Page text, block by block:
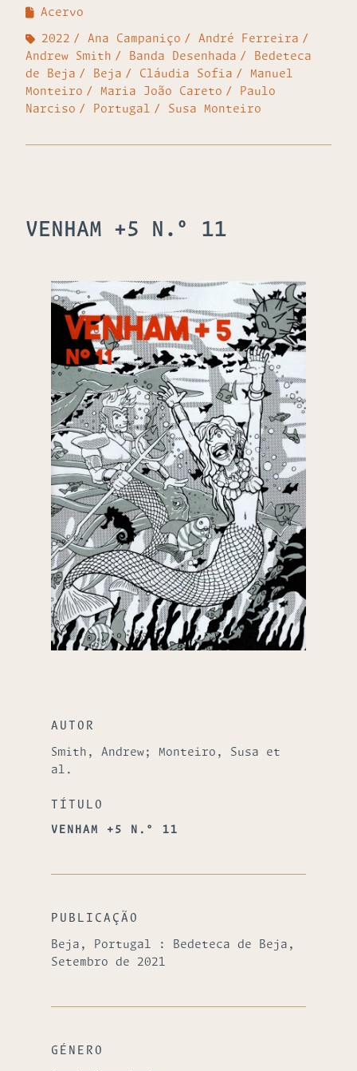
Acervo
2022 Ana Campaniço
André Ferreira
Andrew Smith
Banda Desenhada
Bedeteca
de Beja
Beja Cláudia Sofia
Manuel
Monteiro
Maria João Careto
Paulo
Narciso
Portugal Susa Monteiro
VENHAM +5 N.º 11
AUTOR
Smith, Andrew; Monteiro, Susa et
al.
TÍTULO
VENHAM +5 N.º 11
PUBLICAÇÃO
Beja, Portugal : Bedeteca de Beja,
Setembro de 2021
GÉNERO